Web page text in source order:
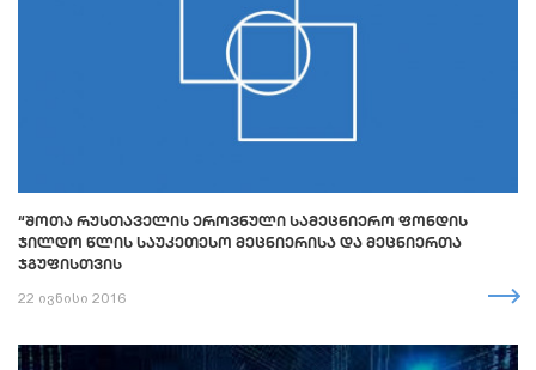
“ᲨᲝᲗᲐ ᲠᲣᲡᲗᲐᲕᲔᲚᲘᲡ ᲔᲠᲝᲕᲜᲣᲚᲘ ᲡᲐᲛᲔᲪᲜᲘᲔᲠᲝ ᲤᲝᲜᲓᲘᲡ
ᲯᲘᲚᲓᲝ ᲬᲚᲘᲡ ᲡᲐᲣᲙᲔᲗᲔᲡᲝ ᲛᲔᲪᲜᲘᲔᲠᲘᲡᲐ ᲓᲐ ᲛᲔᲪᲜᲘᲔᲠᲗᲐ
ᲯᲒᲣᲤᲘᲡᲗᲕᲘᲡ
22 ივნისი 2016